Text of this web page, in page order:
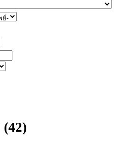
(42)